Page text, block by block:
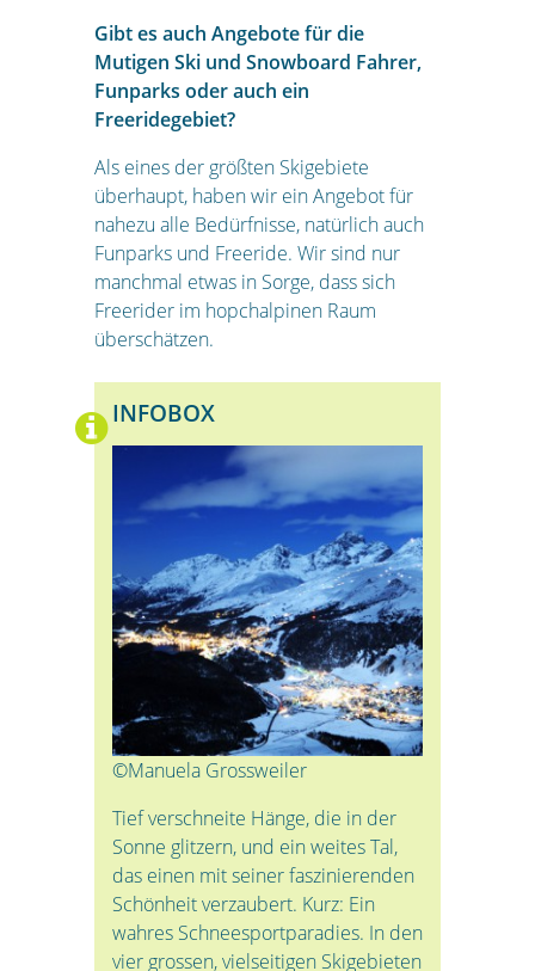
Gibt es auch Angebote für die
Mutigen Ski und Snowboard Fahrer,
Funparks oder auch ein
Freeridegebiet?
Als eines der größten Skigebiete
überhaupt, haben wir ein Angebot für
nahezu alle Bedürfnisse, natürlich auch
Funparks und Freeride. Wir sind nur
manchmal etwas in Sorge, dass sich
Freerider im hopchalpinen Raum
überschätzen.
INFOBOX
©Manuela Grossweiler
Tief verschneite Hänge, die in der
Sonne glitzern, und ein weites Tal,
das einen mit seiner faszinierenden
Schönheit verzaubert. Kurz: Ein
wahres Schneesportparadies. In den
vier grossen, vielseitigen Skigebieten